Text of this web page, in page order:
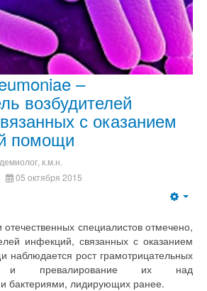
–
возбудителей
с оказанием
помощи
к.м.н.
05 октября 2015
специалистов отмечено,
инфекций, связанных с оказанием
наблюдается рост грамотрицательных
и превалирование их над
бактериями, лидирующих ранее.